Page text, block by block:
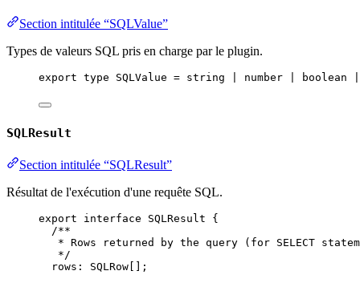
Section intitulée “SQLValue”
Types de valeurs SQL pris en charge par le plugin.
export type SQLValue = string number boolean
SQLResult
Section intitulée “SQLResult”
Résultat de l'exécution d'une requête SQL.
export interface SQLResult {
/**
* Rows returned by the query (for SELECT
*/
rows : SQLRow [];